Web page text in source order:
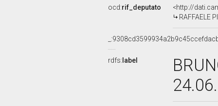
ocd:rif_deputato
<http://
RAFFAELE
rdfs: label